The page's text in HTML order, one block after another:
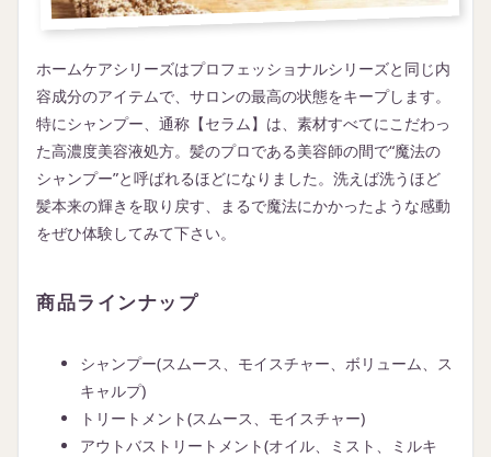
ホームケアシリーズはプロフェッショナルシリーズと同じ内
容成分のアイテムで、サロンの最高の状態をキープします。
特にシャンプー、通称【セラム】は、素材すべてにこだわっ
た高濃度美容液処方。髪のプロである美容師の間で“魔法の
シャンプー”と呼ばれるほどになりました。洗えば洗うほど
髪本来の輝きを取り戻す、まるで魔法にかかったような感動
をぜひ体験してみて下さい。
商品ラインナップ
シャンプー(スムース、モイスチャー、ボリューム、ス
キャルプ)
トリートメント(スムース、モイスチャー)
アウトバストリートメント(オイル、ミスト、ミルキ